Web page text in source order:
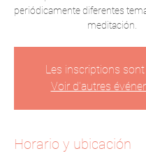
periódicamente diferentes
meditación.
Les inscriptions
Voir d'autres
Horario y ubicación